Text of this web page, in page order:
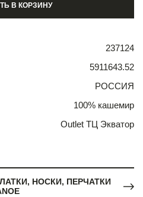
В КОРЗИНУ
237124
5911643.52
РОССИЯ
100% кашемир
Outlet ТЦ Экватор
НОСКИ, ПЕРЧАТКИ